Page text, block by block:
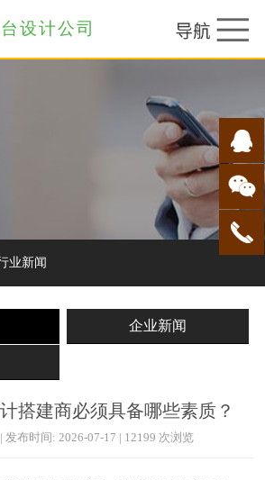
设计公司
业新闻
企业新闻
搭建商必须具备哪些素质？
发布时间: 2026-07-17 | 12199 次浏览